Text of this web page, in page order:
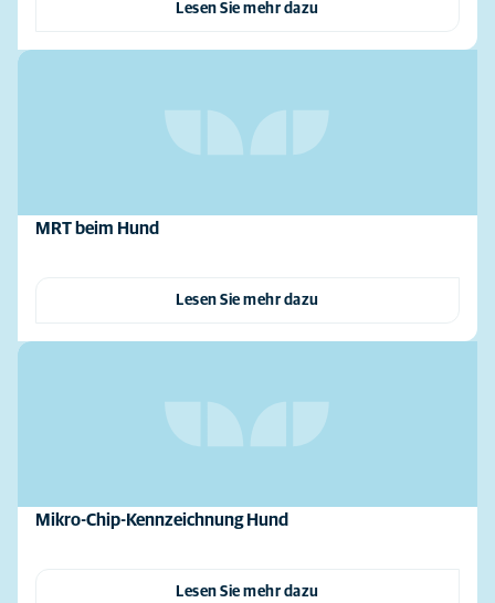
Lesen Sie mehr dazu
MRT beim Hund
Lesen Sie mehr dazu
Mikro-Chip-Kennzeichnung Hund
Lesen Sie mehr dazu